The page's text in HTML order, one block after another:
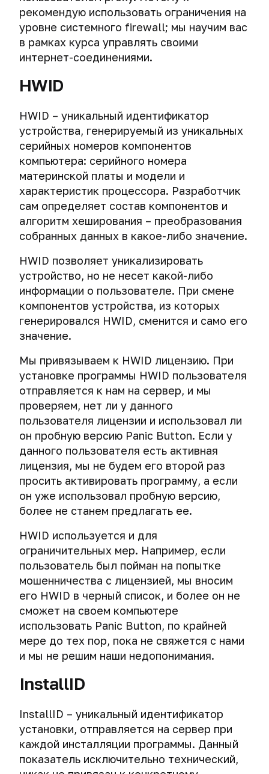
аутентификация
VPN-
провайдеры
логи.
запросами
правоохранительных
органов.
хакеры
и
спецслужбы
взламывают
VPN
рекомендую использовать ограничения на
уровне системного firewall; мы научим вас
в рамках курса управлять своими
интернет-соединениями.
HWID
HWID – уникальный идентификатор
устройства, генерируемый из уникальных
серийных номеров компонентов
компьютера: серийного номера
материнской платы и модели и
характеристик процессора. Разработчик
сам определяет состав компонентов и
алгоритм хеширования – преобразования
собранных данных в какое-либо значение.
HWID позволяет уникализировать
устройство, но не несет какой-либо
информации о пользователе. При смене
компонентов устройства, из которых
генерировался HWID, сменится и само его
значение.
Мы привязываем к HWID лицензию. При
установке программы HWID пользователя
отправляется к нам на сервер, и мы
проверяем, нет ли у данного
пользователя лицензии и использовал ли
он пробную версию Panic Button. Если у
данного пользователя есть активная
лицензия, мы не будем его второй раз
просить активировать программу, а если
он уже использовал пробную версию,
более не станем предлагать ее.
HWID используется и для
ограничительных мер. Например, если
пользователь был пойман на попытке
мошенничества с лицензией, мы вносим
его HWID в черный список, и более он не
сможет на своем компьютере
использовать Panic Button, по крайней
мере до тех пор, пока не свяжется с нами
и мы не решим наши недопонимания.
InstallID
InstallID – уникальный идентификатор
установки, отправляется на сервер при
каждой инсталляции программы. Данный
показатель исключительно технический,